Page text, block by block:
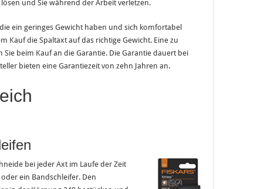
und Sie während der Arbeit verletzen.
ein geringes Gewicht haben und sich komfortabel
Kauf die Spaltaxt auf das richtige Gewicht. Eine zu
beim Kauf an die Garantie. Die Garantie dauert bei
bieten eine Garantiezeit von zehn Jahren an.
bei jeder Axt im Laufe der Zeit
ein Bandschleifer. Den